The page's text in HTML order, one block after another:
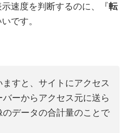
速度を判断するのに、『転
です。
すと、サイトにアクセス
ーからアクセス元に送ら
データの合計量のことで